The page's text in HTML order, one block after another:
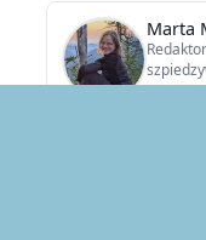
Marta